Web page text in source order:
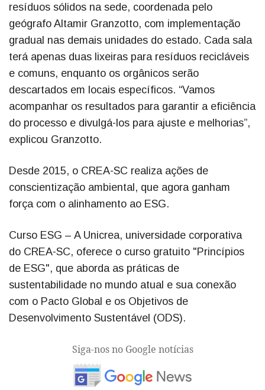
resíduos sólidos na sede, coordenada pelo
geógrafo Altamir Granzotto, com implementação
gradual nas demais unidades do estado. Cada sala
terá apenas duas lixeiras para resíduos recicláveis
e comuns, enquanto os orgânicos serão
descartados em locais específicos. “Vamos
acompanhar os resultados para garantir a eficiência
do processo e divulgá-los para ajuste e melhorias”,
explicou Granzotto.
Desde 2015, o CREA-SC realiza ações de
conscientização ambiental, que agora ganham
força com o alinhamento ao ESG.
Curso ESG – A Unicrea, universidade corporativa
do CREA-SC, oferece o curso gratuito "Princípios
de ESG", que aborda as práticas de
sustentabilidade no mundo atual e sua conexão
com o Pacto Global e os Objetivos de
Desenvolvimento Sustentável (ODS).
Siga-nos no Google notícias